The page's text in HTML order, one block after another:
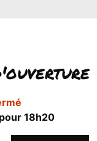
18h20